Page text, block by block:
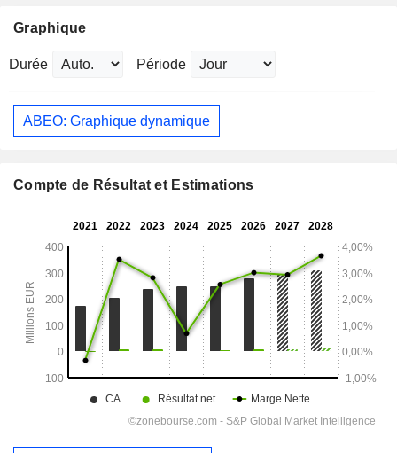
Graphique
Durée Période
ABEO: Graphique dynamique
Compte de Résultat et Estimations